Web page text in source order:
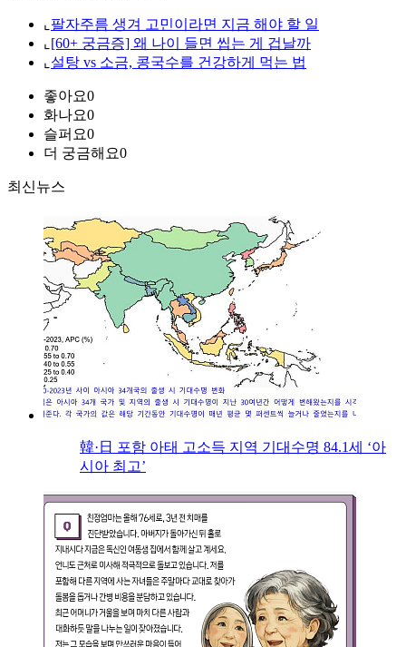
⌞ 팔자주름 생겨 고민이라면 지금 해야 할 일
⌞ [60+ 궁금증] 왜 나이 들면 씹는 게 겁날까
⌞ 설탕 vs 소금, 콩국수를 건강하게 먹는 법
좋아요0
화나요0
슬퍼요0
더 궁금해요0
최신뉴스
韓·日 포함 아태 고소득 지역 기대수명 84.1세 ‘아
시아 최고’